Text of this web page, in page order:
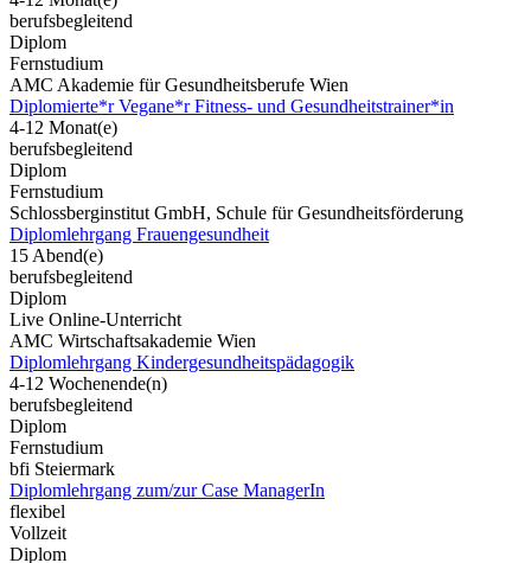
berufsbegleitend
Diplom
Fernstudium
AMC Akademie für Gesundheitsberufe Wien
Diplomierte*r Vegane*r Fitness- und Gesundheitstrainer*in
4-12 Monat(e)
berufsbegleitend
Diplom
Fernstudium
Schlossberginstitut GmbH, Schule für Gesundheitsförderung
Diplomlehrgang Frauengesundheit
15 Abend(e)
berufsbegleitend
Diplom
Live Online-Unterricht
AMC Wirtschaftsakademie Wien
Diplomlehrgang Kindergesundheitspädagogik
4-12 Wochenende(n)
berufsbegleitend
Diplom
Fernstudium
bfi Steiermark
Diplomlehrgang zum/zur Case ManagerIn
flexibel
Vollzeit
Diplom